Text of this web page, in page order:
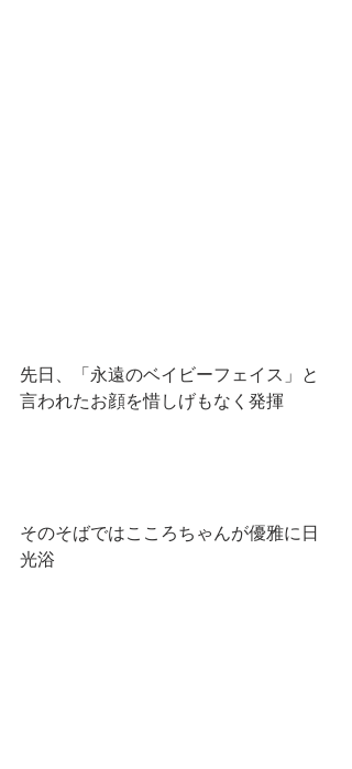
先日、「永遠のベイビーフェイス」と
言われたお顔を惜しげもなく発揮
そのそばではこころちゃんが優雅に日
光浴